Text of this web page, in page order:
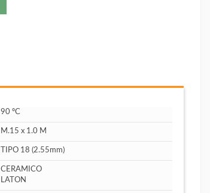
90 ºC
M.15 x 1.0 M
TIPO 18 (2.55mm)
CERAMICO
LATON